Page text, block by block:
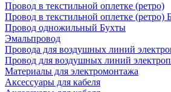
Провод в текстильной оплетке (ретро)
Провод в текстильной оплетке (ретро)
Провод одножильный Бухты
Эмальпровод
Провода для воздушных линий
Провод для воздушных линий
Материалы для электромонтажа
Аксессуары для кабеля